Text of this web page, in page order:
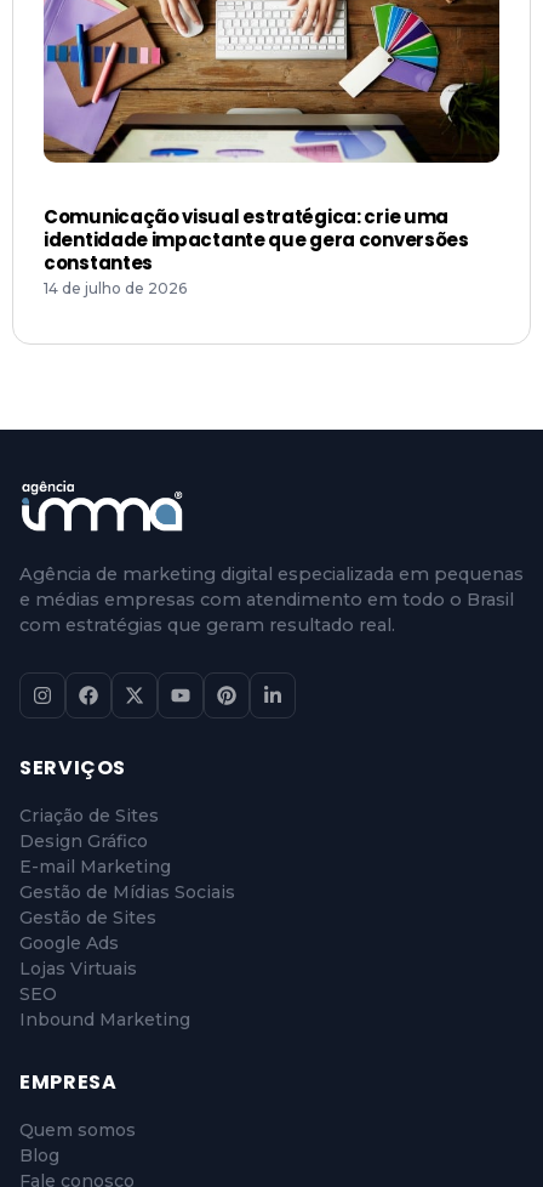
Comunicação visual estratégica: crie uma
identidade impactante que gera conversões
constantes
14 de julho de 2026
Agência de marketing digital especializada em pequenas
e médias empresas com atendimento em todo o Brasil
com estratégias que geram resultado real.
SERVIÇOS
Criação de Sites
Design Gráfico
E-mail Marketing
Gestão de Mídias Sociais
Gestão de Sites
Google Ads
Lojas Virtuais
SEO
Inbound Marketing
EMPRESA
Quem somos
Blog
Fale conosco